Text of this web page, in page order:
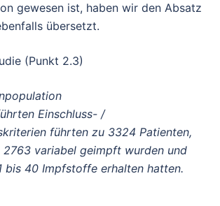
gewesen ist, haben wir den Absatz
übersetzt.
(Punkt 2.3)
Einschluss- /
führten zu 3324 Patienten,
2763 variabel geimpft wurden und
bis 40 Impfstoffe erhalten hatten.